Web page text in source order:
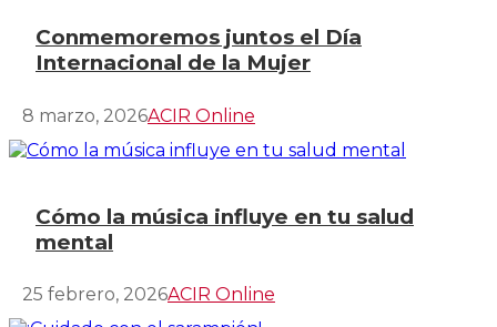
Conmemoremos juntos el Día
Internacional de la Mujer
8 marzo, 2026ACIR Online
Cómo la música influye en tu salud
mental
25 febrero, 2026ACIR Online